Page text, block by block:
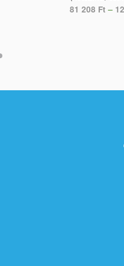
81 208 Ft –